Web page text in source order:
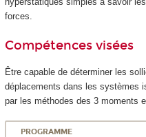
forces.
Compétences visées
Être capable de déterminer les
déplacements dans les systèmes
par les méthodes des 3 moments
PROGRAMME